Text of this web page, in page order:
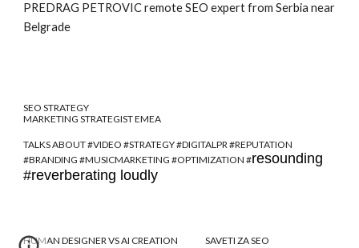
PREDRAG PETROVICremote SEO expert from Serbia near
Belgrade
SEO STRATEGY
MARKETING STRATEGIST EMEA
TALKS ABOUT #VIDEO #STRATEGY #DIGITALPR #REPUTATION
#BRANDING #MUSICMARKETING #OPTIMIZATION #resounding
#reverberating loudly
HUMAN DESIGNER VS AI CREATION SAVETI ZA SEO